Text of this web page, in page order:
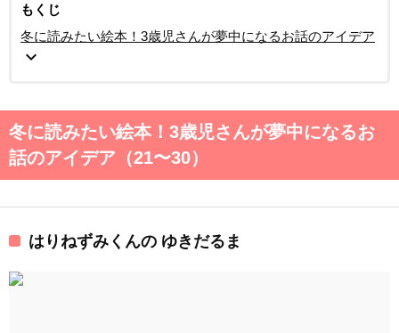
もくじ
冬に読みたい絵本！3歳児さんが夢中になるお話のアイデア
expand_more
冬に読みたい絵本！3歳児さんが夢中になるお
話のアイデア（21〜30）
はりねずみくんの ゆきだるま